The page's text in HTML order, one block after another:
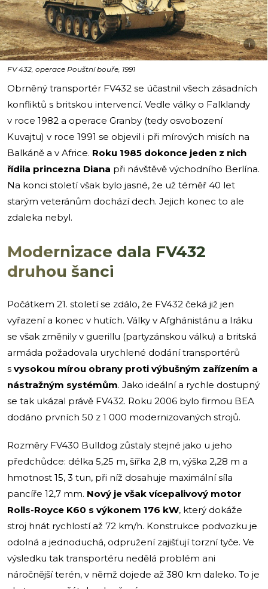
i
FV 432, operace Pouštní bouře, 1991
Obrněný transportér FV432 se účastnil všech zásadních
konfliktů s britskou intervencí. Vedle války o Falklandy
v roce 1982 a operace Granby (tedy osvobození
Kuvajtu) v roce 1991 se objevil i při mírových misích na
Balkáně a v Africe. Roku 1985 dokonce jeden z nich
řídila princezna Diana při návštěvě východního Berlína.
Na konci století však bylo jasné, že už téměř 40 let
starým veteránům dochází dech. Jejich konec to ale
zdaleka nebyl.
Modernizace dala FV432
druhou šanci
Počátkem 21. století se zdálo, že FV432 čeká již jen
vyřazení a konec v hutích. Války v Afghánistánu a Iráku
se však změnily v guerillu (partyzánskou válku) a britská
armáda požadovala urychlené dodání transportérů
s vysokou mírou obrany proti výbušným zařízením a
nástražným systémům. Jako ideální a rychle dostupný
se tak ukázal právě FV432. Roku 2006 bylo firmou BEA
dodáno prvních 50 z 1 000 modernizovaných strojů.
Rozměry FV430 Bulldog zůstaly stejné jako u jeho
předchůdce: délka 5,25 m, šířka 2,8 m, výška 2,28 m a
hmotnost 15, 3 tun, při níž dosahuje maximální síla
pancíře 12,7 mm. Nový je však vícepalivový motor
Rolls-Royce K60 s výkonem 176 kW, který dokáže
stroj hnát rychlostí až 72 km/h. Konstrukce podvozku je
odolná a jednoduchá, odpružení zajišťují torzní tyče. Ve
výsledku tak transportéru nedělá problém ani
náročnější terén, v němž dojede až 380 km daleko. To je